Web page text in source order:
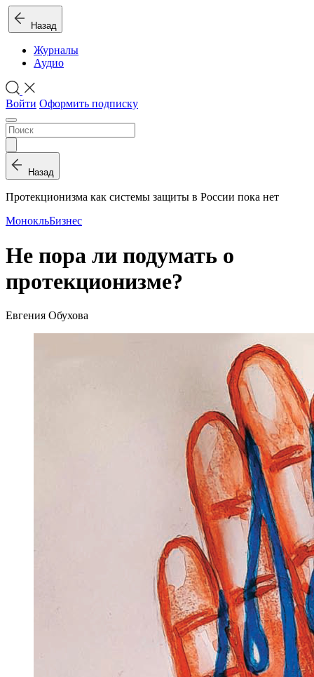
Назад
Журналы
Аудио
Войти Оформить подписку
Назад
Протекционизма как системы защиты в России пока нет
МонокльБизнес
Не пора ли подумать о
протекционизме?
Евгения Обухова